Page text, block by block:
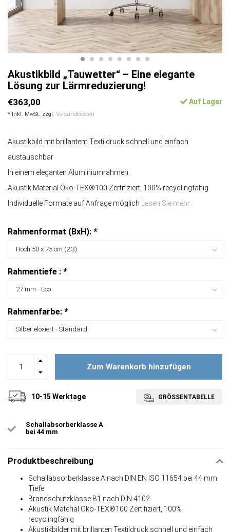
Akustikbild „Tauwetter“ – Eine elegante
Lösung zur Lärmreduzierung!
€363,00
* Inkl. MwSt. zzgl. Versandkosten
Auf Lager
Akustikbild mit brillantem Textildruck schnell und einfach
austauschbar
In einem eleganten Aluminiumrahmen
Akustik Material Öko-TEX®100 Zertifiziert, 100% recyclingfähig
Individuelle Formate auf Anfrage möglich Lesen Sie mehr..
Rahmenformat (BxH): *
Rahmentiefe : *
Rahmenfarbe: *
Zum Warenkorb hinzufügen
10-15 Werktage GRÖSSENTABELLE
Schallabsorberklasse A
bei 44 mm
Produktbeschreibung
Schallabsorberklasse A nach DIN EN ISO 11654 bei 44 mm
Tiefe
Brandschutzklasse B1 nach DIN 4102
Akustik Material Öko-TEX®100 Zertifiziert, 100%
recyclingfähig
Akustikbilder mit brillanten Textildruck schnell und einfach